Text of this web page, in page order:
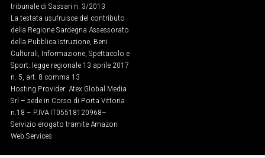
tribunale di Sassari n. 3/2013
La testata usufruisce del contributo
della Regione Sardegna Assessorato
della Pubblica Istruzione, Beni
Culturali, Informazione, Spettacolo e
Sport. legge regionale 13 aprile 2017
n. 5, art. 8 comma 13
Hosting Provider: Atex Global Media
Srl – sede in Corso di Porta Vittoria
n.18 – P.IVA IT05518120968​–
Servizio erogato tramite Amazon
Web Services